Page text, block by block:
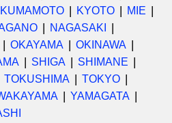
KUMAMOTO KYOTO
MIE
NAGASAKI
OKAYAMA
OKINAWA
SHIGA
SHIMANE
TOKUSHIMA
TOKYO
YAMAGATA